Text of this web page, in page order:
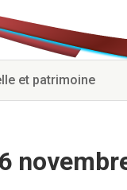
et patrimoine